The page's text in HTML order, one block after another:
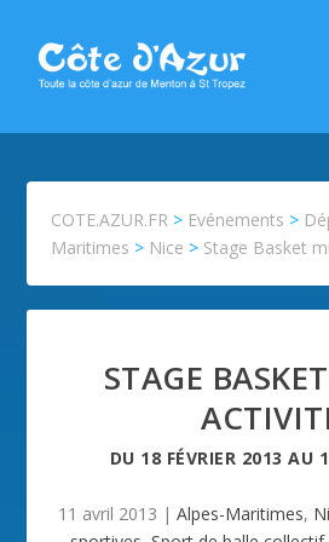
COTE.AZUR.FR > Evénements >
Maritimes > Nice > Stage Basket
STAGE
DU 18 FÉVRIER 2013 AU
11 avril 2013 | Alpes-Maritimes,